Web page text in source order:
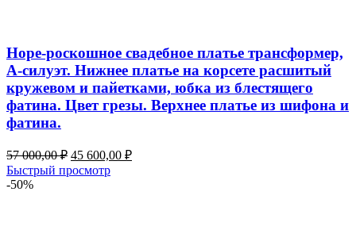
Hope-роскошное свадебное платье трансформер,
А-силуэт. Нижнее платье на корсете расшитый
кружевом и пайетками, юбка из блестящего
фатина. Цвет грезы. Верхнее платье из шифона и
фатина.
57 000,00₽ Первоначальная
цена
составляла
45 600,00 ₽Текущая
Быстрый просмотр
-50%